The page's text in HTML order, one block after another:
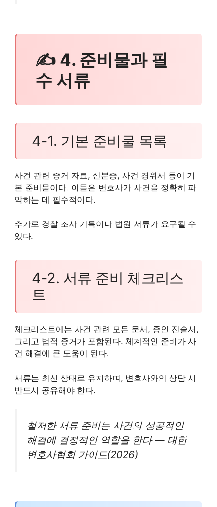
✍ 4. 준비물과 필
수 서류
4-1. 기본 준비물 목록
사건 관련 증거 자료, 신분증, 사건 경위서 등이 기
본 준비물이다. 이들은 변호사가 사건을 정확히 파
악하는 데 필수적이다.
추가로 경찰 조사 기록이나 법원 서류가 요구될 수
있다.
4-2. 서류 준비 체크리스
트
체크리스트에는 사건 관련 모든 문서, 증인 진술서,
그리고 법적 증거가 포함된다. 체계적인 준비가 사
건 해결에 큰 도움이 된다.
서류는 최신 상태로 유지하며, 변호사와의 상담 시
반드시 공유해야 한다.
철저한 서류 준비는 사건의 성공적인
해결에 결정적인 역할을 한다 — 대한
변호사협회 가이드(2026)